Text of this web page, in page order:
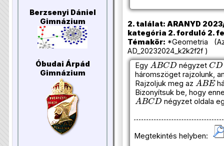
Berzsenyi Dániel
Gimnázium
Óbudai Árpád
Gimnázium
2. találat: ARANYD
kategória 2. forduló 2.
Témakör: *Geometria
AD_20232024_k2k2f2f )
Egy
ABCD
négyzet
CD
háromszöget rajzolunk,
Rajzoljuk meg az
ABE
Bizonyítsuk be, hogy
ABCD
négyzet oldala
Megtekintés helyben: